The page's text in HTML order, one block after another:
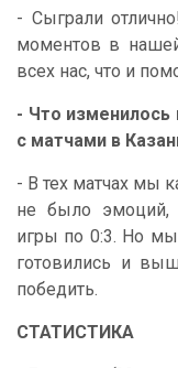
- Сыграли
моментов в
всех нас, что и
- Что изменилось
с матчами в
- В тех матчах мы
не было эмоций,
игры по 0:3. Но
готовились и
победить.
СТАТИСТИКА